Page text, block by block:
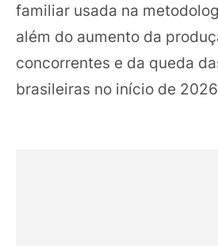
familiar usada na
além do aumento da
concorrentes e da queda
brasileiras no início de